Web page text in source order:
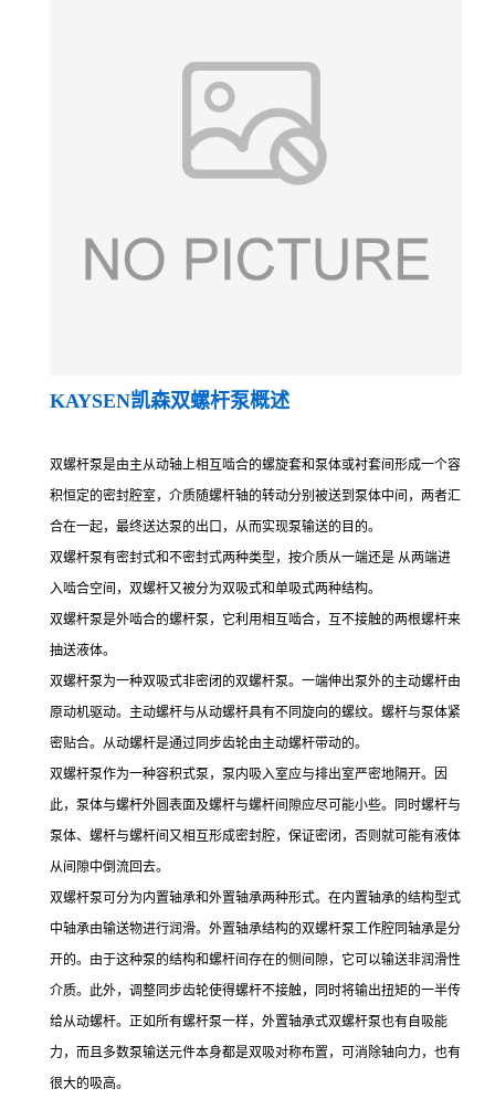
KAYSEN凯森双螺杆泵概述
双螺杆泵是由主从动轴上相互啮合的螺旋套和泵体或衬套间形成一个容
积恒定的密封腔室，介质随螺杆轴的转动分别被送到泵体中间，两者汇
合在一起，最终送达泵的出口，从而实现泵输送的目的。
双螺杆泵有密封式和不密封式两种类型，按介质从一端还是 从两端进
入啮合空间，双螺杆又被分为双吸式和单吸式两种结构。
双螺杆泵是外啮合的螺杆泵，它利用相互啮合，互不接触的两根螺杆来
抽送液体。
双螺杆泵为一种双吸式非密闭的双螺杆泵。一端伸出泵外的主动螺杆由
原动机驱动。主动螺杆与从动螺杆具有不同旋向的螺纹。螺杆与泵体紧
密贴合。从动螺杆是通过同步齿轮由主动螺杆带动的。
双螺杆泵作为一种容积式泵，泵内吸入室应与排出室严密地隔开。因
此，泵体与螺杆外圆表面及螺杆与螺杆间隙应尽可能小些。同时螺杆与
泵体、螺杆与螺杆间又相互形成密封腔，保证密闭，否则就可能有液体
从间隙中倒流回去。
双螺杆泵可分为内置轴承和外置轴承两种形式。在内置轴承的结构型式
中轴承由输送物进行润滑。外置轴承结构的双螺杆泵工作腔同轴承是分
开的。由于这种泵的结构和螺杆间存在的侧间隙，它可以输送非润滑性
介质。此外，调整同步齿轮使得螺杆不接触，同时将输出扭矩的一半传
给从动螺杆。正如所有螺杆泵一样，外置轴承式双螺杆泵也有自吸能
力，而且多数泵输送元件本身都是双吸对称布置，可消除轴向力，也有
很大的吸高。